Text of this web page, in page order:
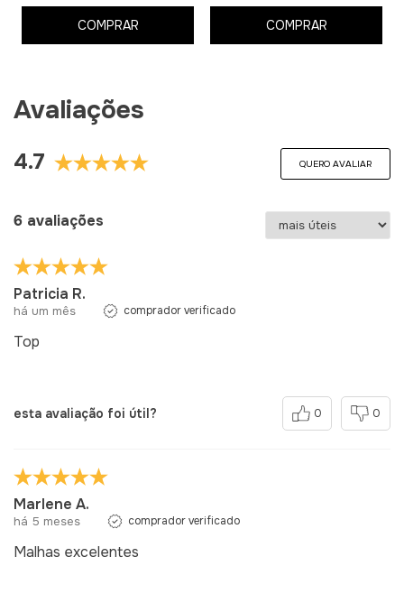
COMPRAR COMPRAR
Avaliações
4.7 QUERO AVALIAR
6 avaliações
Patricia R.
há um mês comprador verificado
Top
esta avaliação foi útil? 0 0
Marlene A.
há 5 meses comprador verificado
Malhas excelentes